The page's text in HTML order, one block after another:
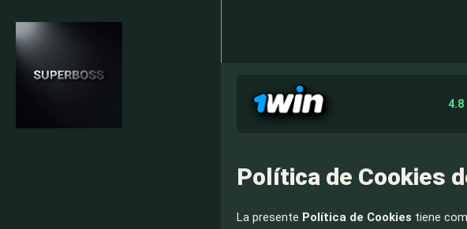
4.8
Política de Cookies
La presente Política de Cookies tiene